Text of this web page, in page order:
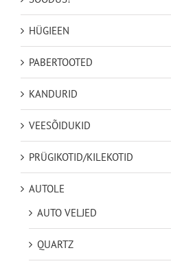
HÜGIEEN
PABERTOOTED
KANDURID
VEESÕIDUKID
PRÜGIKOTID/KILEKOTID
AUTOLE
AUTO VELJED
QUARTZ